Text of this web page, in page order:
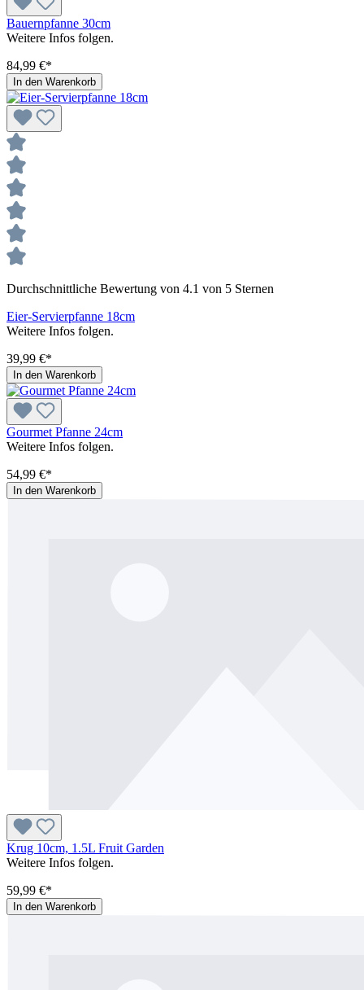
Bauernpfanne 30cm
Weitere Infos folgen.
84,99 €*
In den Warenkorb
Durchschnittliche Bewertung von 4.1 von 5 Sternen
Eier-Servierpfanne 18cm
Weitere Infos folgen.
39,99 €*
In den Warenkorb
Gourmet Pfanne 24cm
Weitere Infos folgen.
54,99 €*
In den Warenkorb
Krug 10cm, 1.5L Fruit Garden
Weitere Infos folgen.
59,99 €*
In den Warenkorb